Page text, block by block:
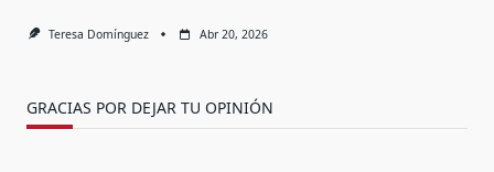
Teresa Domínguez Abr 20, 2026
GRACIAS POR DEJAR TU OPINIÓN